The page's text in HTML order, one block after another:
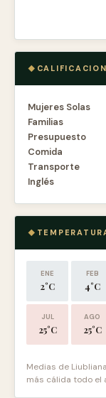
Mujeres Solas
Familias
Presupuesto
Comida
Transporte
Inglés
ENE
2°C
FEB
4°C
JUL
25°C
AGO
25°C
Medias de
más cálida todo el